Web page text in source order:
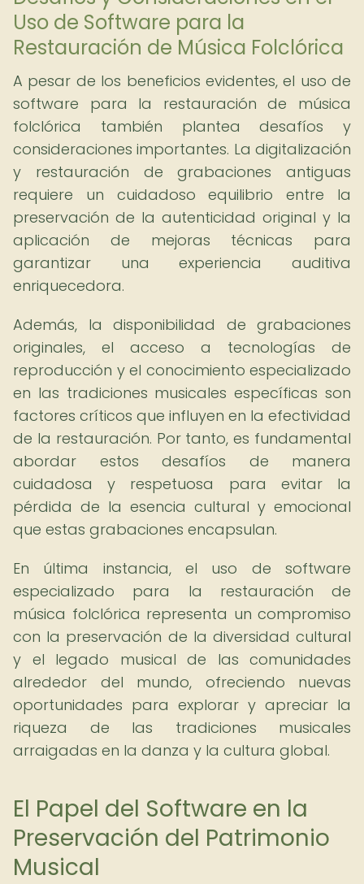
Uso de Software para la
Restauración de Música Folclórica
A pesar de los beneficios evidentes, el uso de
software para la restauración de música
folclórica también plantea desafíos y
consideraciones importantes. La digitalización
y restauración de grabaciones antiguas
requiere un cuidadoso equilibrio entre la
preservación de la autenticidad original y la
aplicación de mejoras técnicas para
garantizar una experiencia auditiva
enriquecedora.
Además, la disponibilidad de grabaciones
originales, el acceso a tecnologías de
reproducción y el conocimiento especializado
en las tradiciones musicales específicas son
factores críticos que influyen en la efectividad
de la restauración. Por tanto, es fundamental
abordar estos desafíos de manera
cuidadosa y respetuosa para evitar la
pérdida de la esencia cultural y emocional
que estas grabaciones encapsulan.
En última instancia, el uso de software
especializado para la restauración de
música folclórica representa un compromiso
con la preservación de la diversidad cultural
y el legado musical de las comunidades
alrededor del mundo, ofreciendo nuevas
oportunidades para explorar y apreciar la
riqueza de las tradiciones musicales
arraigadas en la danza y la cultura global.
El Papel del Software en la
Preservación del Patrimonio
Musical